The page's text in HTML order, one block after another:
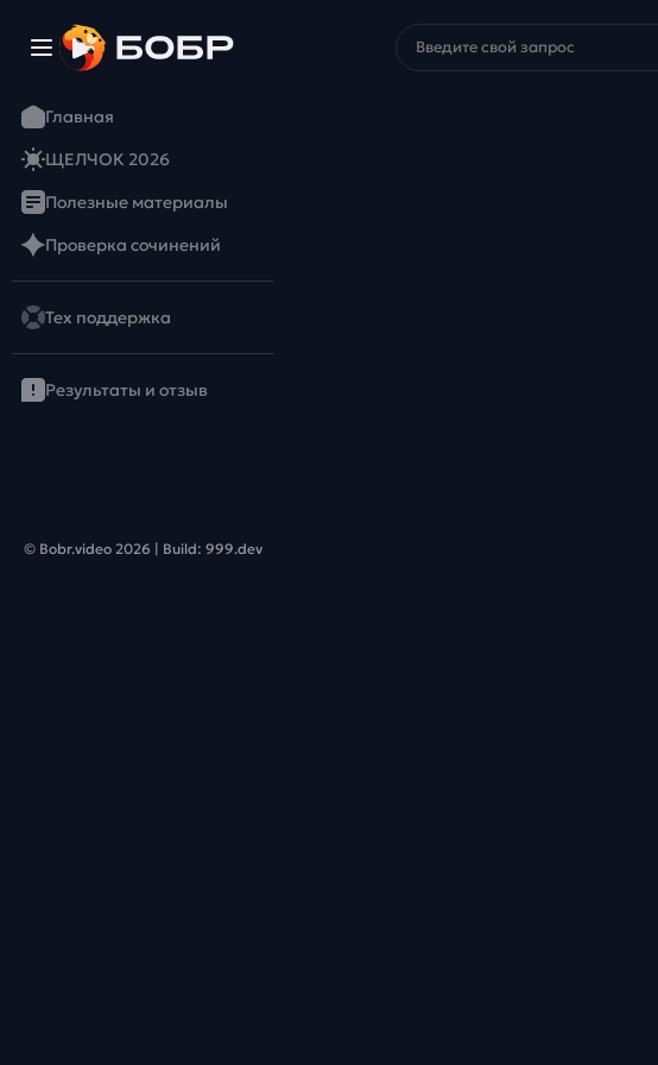
Главная
ЩЕЛЧОК 2026
Полезные материалы
Проверка сочинений
Тех поддержка
Результаты и отзыв
© Bobr.video 2026 | Build: 999.dev